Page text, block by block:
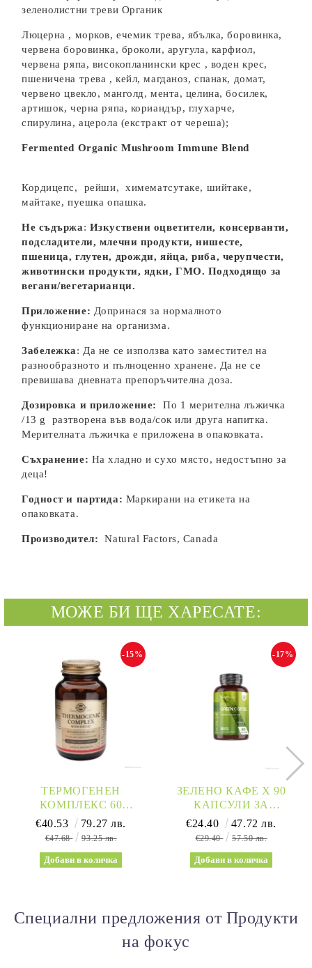
зеленолистни треви Органик
Люцерна , морков, ечемик трева, ябълка, боровинка,
червена боровинка, броколи, аругула, карфиол,
червена ряпа, високопланински крес , воден крес,
пшеничена трева , кейл, магданоз, спанак, домат,
червено цвекло, манголд, мента, целина, босилек,
артишок, черна ряпа, кориандър, глухарче,
спирулина, ацерола (екстракт от череша);
Fermented Organic Mushroom Immune Blend
Кордицепс, рейши, химематсутаке, шийтаке,
майтаке, пуешка опашка.
Не съдържа: Изкуствени оцветители, консерванти,
подсладители, млечни продукти, нишесте,
пшеница, глутен, дрожди, яйца, риба, черупчести,
животински продукти, ядки, ГМО. Подходящо за
вегани/вегетарианци.
Приложение: Допринася за нормалното
функциониране на организма.
Забележка: Да не се използва като заместител на
разнообразното и пълноценно хранене. Да не се
превишава дневната препоръчителна доза.
Дозировка и приложение: По 1 мерителна лъжичка
/13 g разтворена във вода/сок или друга напитка.
Мерителната лъжичка е приложена в опаковката.
Съхранение: На хладно и сухо място, недостъпно за
деца!
Годност и партида: Маркирани на етикета на
опаковката.
Производител: Natural Factors, Canada
МОЖЕ БИ ЩЕ ХАРЕСАТЕ:
ТЕРМОГЕНЕН
КОМПЛЕКС 60
РАСТИТЕЛНИ
КАПСУЛИ СОЛГАР |
COMPLEX SOLGAR
-15%
€40.53 79.27 лв.
€47.68 93.25 лв.
ЗЕЛЕНО КАФЕ Х 90
КАПСУЛИ ЗА
ОТСЛАБВАНЕ И
АНТИОКСИДАНТЕН
| GREEN COFFEE
-17%
€24.40 47.72 лв.
€29.40 57.50 лв.
Специални предложения от Продукти
на фокус